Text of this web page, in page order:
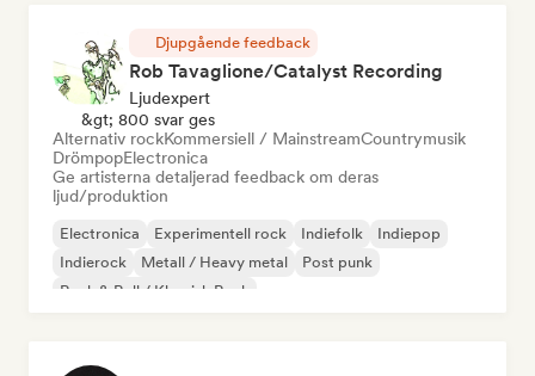
Djupgående feedback
Rob Tavaglione/Catalyst Recording
Ljudexpert
&gt; 800 svar ges
Alternativ rockKommersiell / MainstreamCountrymusik
DrömpopElectronica
Ge artisterna detaljerad feedback om deras
ljud/produktion
Electronica Experimentell rock Indiefolk
Indiepop
Indierock
Metall / Heavy metal
Post punk
Rock & Roll / Klassisk Rock